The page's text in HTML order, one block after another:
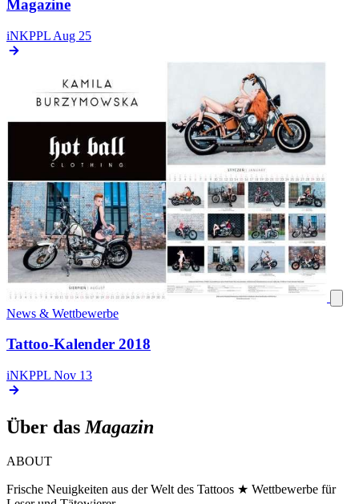
Magazine
iNKPPL Aug 25
News & Wettbewerbe
Tattoo-Kalender 2018
iNKPPL Nov 13
Über das Magazin
ABOUT
Frische Neuigkeiten aus der Welt des Tattoos ★ Wettbewerbe für